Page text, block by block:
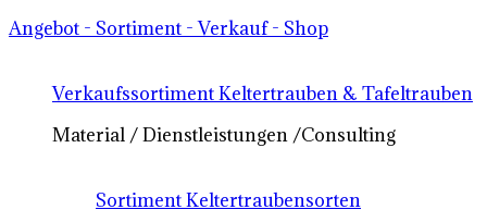
Angebot - Sortiment - Verkauf - Shop
Verkaufssortiment Keltertrauben & Tafeltrauben
Material / Dienstleistungen /Consulting
Sortiment Keltertraubensorten